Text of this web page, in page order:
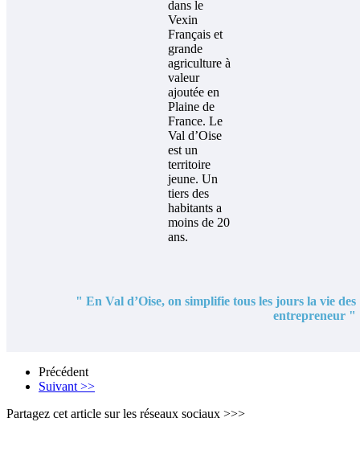
dans le
Vexin
Français et
grande
agriculture à
valeur
ajoutée en
Plaine de
France. Le
Val d’Oise
est un
territoire
jeune. Un
tiers des
habitants a
moins de 20
ans.
" En Val d’Oise, on simplifie tous les jours la vie des
entrepreneur "
Précédent
Suivant >>
Partagez cet article sur les réseaux sociaux >>>